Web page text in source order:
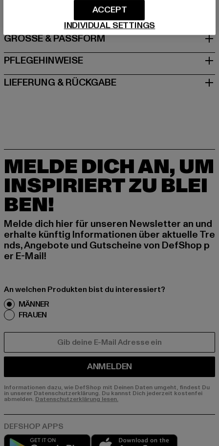
GRÖSSE & PASSFORM
PFLEGEHINWEISE
LIEFERUNG & RÜCKGABE
MELDE DICH AN, UM
INSPIRIERT ZU BLEI
BEN!
Melde dich hier für unseren Newsletter an und
erhalte künftig Informationen über aktuelle Tre
nds, Angebote und Gutscheine von DefShop p
er E-Mail!
An welchen Produkten bist du interessiert?
MÄNNER
FRAUEN
ANMELDEN
Informationen dazu, wie DefShop mit Deinen Daten umgeht, findest Du
in unserer Datenschutzerklärung. Du kannst Dich jederzeit kostenfei
abmelden. Datenschutzerklärung lesen.
Play market
INDIVIDUAL SETTINGS
ACCEPT